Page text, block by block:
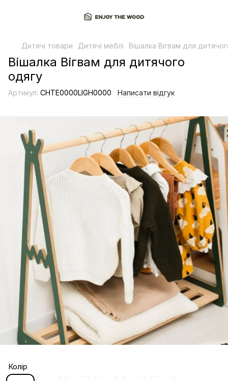
Дитячі товари Дитячі меблі Вішалка Вігвам для
Вішалка Вігвам для дитячого
одягу
Артикул: CHTE0000LIGH0000 Написати відгук
Колір